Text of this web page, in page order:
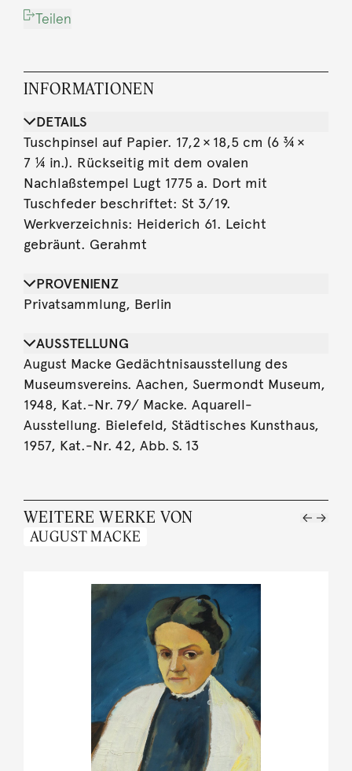
Teilen
INFORMATIONEN
DETAILS
Tuschpinsel auf Papier. 17,2 × 18,5 cm (6 ¾ ×
7 ¼ in.). Rückseitig mit dem ovalen
Nachlaßstempel Lugt 1775 a. Dort mit
Tuschfeder beschriftet: St 3/ 19.
Werkverzeichnis: Heiderich 61. Leicht
gebräunt. Gerahmt
PROVENIENZ
Privatsammlung, Berlin
AUSSTELLUNG
August Macke Gedächtnisausstellung des
Museumsvereins. Aachen, Suermondt Museum,
1948, Kat.-Nr. 79/ Macke. Aquarell-
Ausstellung. Bielefeld, Städtisches Kunsthaus,
1957, Kat.-Nr. 42, Abb. S. 13
WEITERE WERKE VON
AUGUST MACKE